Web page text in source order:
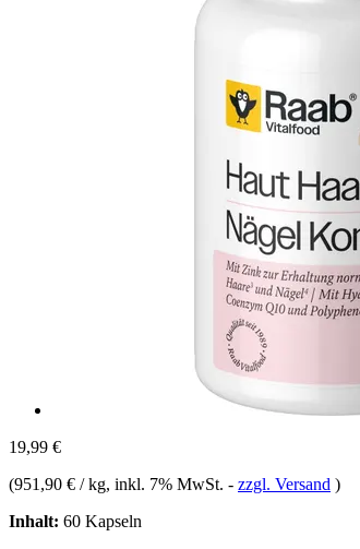
19,99 €
(951,90 € / kg, inkl. 7% MwSt. - zzgl. Versand )
Inhalt: 60 Kapseln